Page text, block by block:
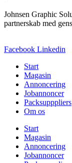
Johnsen Graphic
partnerskab med
Facebook Linkedin
Start
Magasin
Annoncering
Jobannoncer
Packsupppliers
Om os
Start
Magasin
Annoncering
Jobannoncer